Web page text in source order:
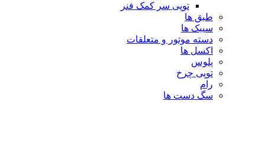
توپی سر کمک فنر
طبق ها
سیبک ها
دسته موتور و متعلقات
اکسل ها
پلوس
توپی چرخ
رام
سگ دست ها